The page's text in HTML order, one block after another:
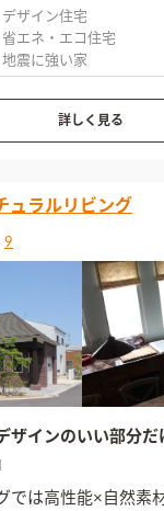
デザイン住宅
省エネ・エコ住宅
地震に強い家
詳しく見る
ュラルリビング
9
ザインのいい部分だ
では高性能×自然素